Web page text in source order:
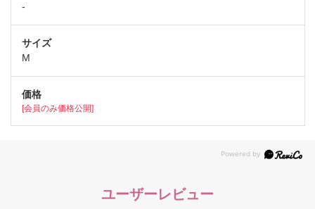
-
M
[会員のみ価格公開]
ユーザーレビュー